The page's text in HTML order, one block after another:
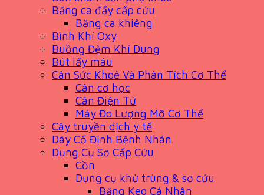
Băng ca đẩy cấp cứu
Băng ca khiêng
Bình Khí Oxy
Buồng Đệm Khí Dung
Bút lấy máu
Cân Sức Khoẻ Và Phân Tích Cơ Thể
Cân cơ học
Cân Điện Tử
Máy Đo Lượng Mỡ Cơ Thể
Cây truyền dịch y tế
Dây Cố Định Bệnh Nhân
Dụng Cụ Sơ Cấp Cứu
Cồn
Dụng cụ khử trùng & sơ cứu
Băng Keo Cá Nhân